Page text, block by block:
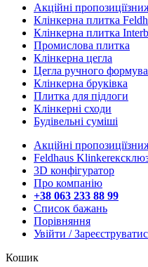
Акційні пропозиції
Клінкерна плитка
Клінкерна плитка
Промислова плитка
Клінкерна цегла
Цегла ручного
Клінкерна бруківка
Плитка для підлоги
Клінкерні сходи
Будівельні суміші
Акційні пропозиції
Feldhaus Klinker
3D конфігуратор
Про компанію
+38 063 233 88 99
Список бажань
Порівняння
Увійти /
Кошик